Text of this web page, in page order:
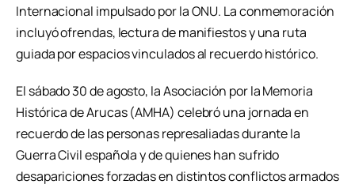
Internacional impulsado por la ONU. La conmemoración
incluyó ofrendas, lectura de manifiestos y una ruta
guiada por espacios vinculados al recuerdo histórico.
El sábado 30 de agosto, la Asociación por la Memoria
Histórica de Arucas (AMHA) celebró una jornada en
recuerdo de las personas represaliadas durante la
Guerra Civil española y de quienes han sufrido
desapariciones forzadas en distintos conflictos armados